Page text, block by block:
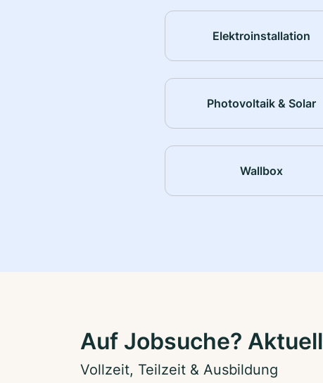
Elektroinstallation
Photovoltaik & Solar
Wallbox
Auf Jobsuche?
Vollzeit, Teilzeit & Ausbildung